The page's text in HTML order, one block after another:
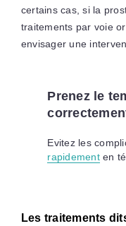
certains cas, si la
traitements par voie
envisager une
Prenez le
Evitez les
rapidementen
Les traitements